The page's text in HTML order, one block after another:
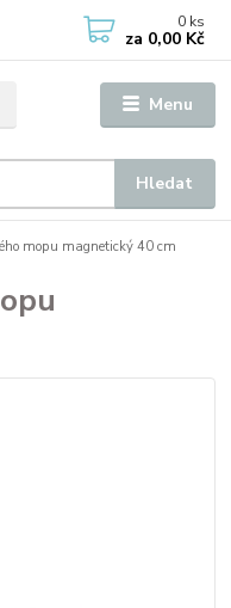
Menu
Hledat
0 ks
za 0,00 Kč
mopu magnetický 40 cm